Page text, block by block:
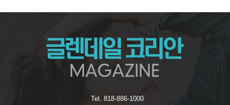
Tel. 818-886-1000